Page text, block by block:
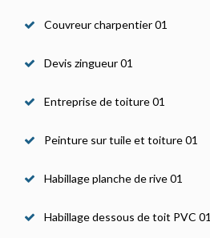
Couvreur charpentier 01
Devis zingueur 01
Entreprise de toiture 01
Peinture sur tuile et toiture 01
Habillage planche de rive 01
Habillage dessous de toit PVC 01